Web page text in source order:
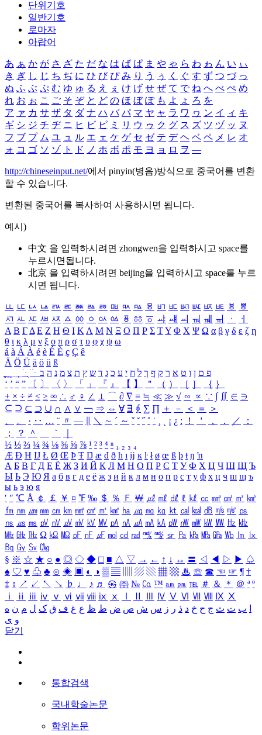
단위기호
일반기호
로마자
아랍어
あ ぁ か が さ ざ た だ な は ば ぱ ま や ゃ ら わ ゎ ん い ぃ
き ぎ し じ ち ぢ に ひ び ぴ み り う ぅ く ぐ す ず つ づ っ
ぬ ふ ぶ ぷ む ゆ ゅ る え ぇ け げ せ ぜ て で ね へ べ ぺ め
れ お ぉ こ ご そ ぞ と ど の ほ ぼ ぽ も よ ょ ろ を
ア ァ カ サ ザ タ ダ ナ ハ バ パ マ ヤ ャ ラ ワ ヮ ン イ ィ キ
ギ シ ジ チ ヂ ニ ヒ ビ ピ ミ リ ウ ゥ ク グ ス ズ ツ ヅ ッ ヌ
フ ブ プ ム ユ ュ ル エ ェ ケ ゲ セ ゼ テ デ ヘ ベ ペ メ レ オ
ォ コ ゴ ソ ゾ ト ド ノ ホ ボ ポ モ ヨ ョ ロ ヲ ―
http://chineseinput.net/에서 pinyin(병음)방식으로 중국어를 변환
할 수 있습니다.
변환된 중국어를 복사하여 사용하시면 됩니다.
예시)
中文 을 입력하시려면 zhongwen을 입력하시고 space를
누르시면됩니다.
北京 을 입력하시려면 beijing을 입력하시고 space를 누르
시면 됩니다.
ㅥ ㅦ ㅧ ㅨ ㅩ ㅪ ㅫ ㅬ ㅭ ㅮ ㅯ ㅰ ㅱ ㅲ ㅳ ㅴ ㅵ ㅶ ㅷ ㅸ
ㅹ
ㅺ ㅻ ㅼ ㅽ ㅾ ㅿ ㆀ ㆁ ㆂ ㆃ ㆄ ㆅ ㆆ ㆇ ㆈ ㆉ ㆊ ㆋ ㆌ ㆍ
ㆎ
Α Β ΓΔ Ε Ζ Η Θ Ι ΚΛ Μ Ν Ξ Ο Π Ρ Σ ΤΥ Φ Χ Ψ Ω α β γ δ ε ζ η
θ ι κ λ μ ν ξ ο π ρ σ τ υ φ χ ψ ω
á à Á À é è É È ç Ç ê
Ä Ö Ü ä ö ü ß
ִֶֹ ֻּ ׁׂ פ ם ן ו ט א ר ק ף ך ל ח י ע כ ג ד ש ץ ת צ מ נ ה ב
‘ ’ “ ” 〔 〕 〈 〉 「 」 『 』 【 】 ＂ （ ） ［ ］ ｛ ｝
± × ÷ ≠ ≤ ≥ ∞ ∴ ♂ ♀ ∠ ⊥ ⌒ ∂ ∇ ≡ ≒ ≪ ≫ √ ∽ ∝ ∵ ∫ ∬ ∈ ∋
⊆ ⊇ ⊂ ⊃ ∪ ∩ ∧ ∨ ￢ ⇒ ⇔ ∀ ∃ ∮ ∑ ∏ ＋ － ＜ ＝
＞
、
。 · ‥ … ¨ 〃 ― ＼ ∼ ´ ～ ˇ ˘ ˝ ˚ ˙ ¸ ¡ ¿ ː ！ ＇ ， ． ／
：
；
？ ＾ ｀
½ ⅓ ⅔ ¼ ¾ ⅛ ⅜ ⅝ ⅞ ¹ ² ³ ⁴ ⁿ ₁ ₂ ₃ ₄
Æ Ð Ħ Ĳ Ł Ø Œ Þ Ŧ Ŋ æ đ ð ħ ı ĳ ĸ ŀ ł ø œ ß þ ŧ ŋ ŉ
А Б В Г Д Е Ё Ж З И Й К Л М Н О П Р С Т У Ф Х Ц Ч Ш Щ Ъ
Ы Ь Э Ю Я а б в г д е ё ж з и й к л м н о п р с т у ф х ц ч ш щ ъ
ы ь э ю я
′ ″ ℃ Å ￠ ￡ ￥ ¤ ℉ ‰ ＄ ％ Ｆ ￦ ㎕ ㎖ ㎗ ℓ ㎘ ㏄ ㎣ ㎤ ㎥ ㎦
㎙ ㎚ ㎛ ㎜ ㎝ ㎞ ㎟ ㎠ ㎡ ㎢ ㏊ ㎍ ㎎ ㎏ ㏏ ㎈ ㎉ ㏈ ㎧ ㎨ ㎰
㎱ ㎲ ㎳ ㎴ ㎵ ㎶ ㎷ ㎸ ㎹ ㎀ ㎁ ㎂ ㎃ ㎄ ㎺ ㎻ ㎽ ㎾ ㎿ ㎐ ㎑
㎒ ㎓ ㎔ Ω ㏀ ㏁ ㎊ ㎋ ㎌ ㏖ ㏅ ㎭ ㎮ ㎯ ㏛ ㎩ ㎪ ㎫ ㎬ ㏝ ㏐
㏓
㏃ ㏉ ㏜ ㏆
§ ※ ☆ ★ ○ ● ◎ ◇ ◆ □ ■ △ ▽ → ← ↑ ↓ ↔ 〓 ◁ ◀ ▷ ▶ ♤
♠ ♡ ♥ ♧ ♣ ⊙ ◈ ▣ ◐ ◑ ▒ ▤ ▨ ▧ ▦ ▩ ♨ ☏ ☎ ☜ ☞ ¶ †
‡ ↕ ↗ ↙ ↖ ↘ ♭ ♩ ♪ ♬ ㉿ ㈜ № ㏇ ™ ㏂ ㏘ ℡ ＃ ＆ ＊ ＠ ª º
ⅰ
ⅱ ⅲ ⅳ ⅴ ⅵ ⅶ ⅷ ⅸ ⅹ Ⅳ Ⅴ Ⅵ Ⅶ Ⅷ Ⅸ Ⅹ
ب ت ث ج ح خ د ذ ر ز س ش ص ض ط ظ ع غ ف ق ک ل م ن ه
و ی
닫기
통합검색
국내학술논문
학위논문